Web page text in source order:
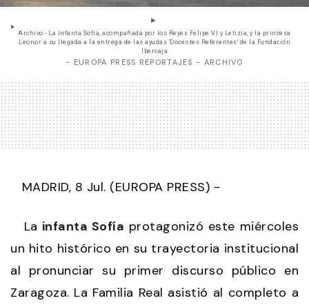
Archivo - La Infanta Sofía, acompañada por los Reyes Felipe VI y Letizia, y la princesa
Leonor a su llegada a la entrega de las ayudas 'Docentes Referentes' de la Fundación
Ibercaja
- EUROPA PRESS REPORTAJES - ARCHIVO
MADRID, 8 Jul. (EUROPA PRESS) -
La infanta Sofía protagonizó este miércoles
un hito histórico en su trayectoria institucional
al pronunciar su primer discurso público en
Zaragoza. La Familia Real asistió al completo a